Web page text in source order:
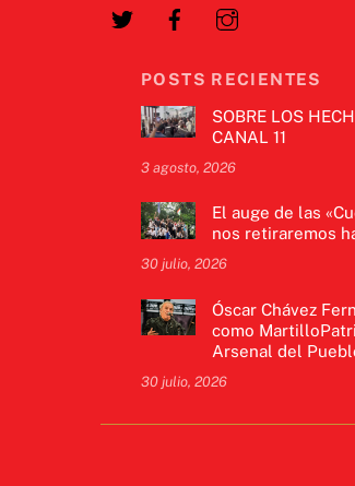
POSTS RECIENTES
SOBRE LOS
CANAL 11
3 agosto, 2026
El auge de las
nos retiraremos
30 julio, 2026
Óscar Chávez
como
Arsenal del
30 julio, 2026